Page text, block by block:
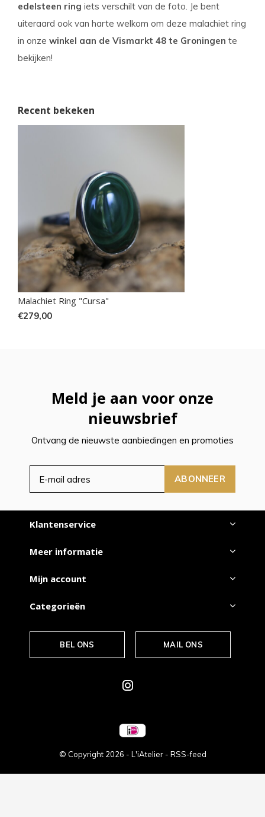
edelsteen ring iets verschilt van de foto. Je bent
uiteraard ook van harte welkom om deze malachiet ring
in onze winkel aan de Vismarkt 48 te Groningen te
bekijken!
Recent bekeken
Malachiet Ring "Cursa"
€279,00
Meld je aan voor onze
nieuwsbrief
Ontvang de nieuwste aanbiedingen en promoties
ABONNEER
Klantenservice
Meer informatie
Mijn account
Categorieën
BEL ONS MAIL ONS
© Copyright 2026 - L'iAtelier - RSS-feed